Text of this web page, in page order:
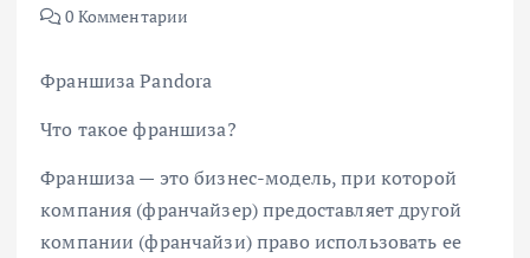
0 Комментарии
Франшиза Pandora
Что такое франшиза?
Франшиза — это бизнес-модель, при которой
компания (франчайзер) предоставляет другой
компании (франчайзи) право использовать ее